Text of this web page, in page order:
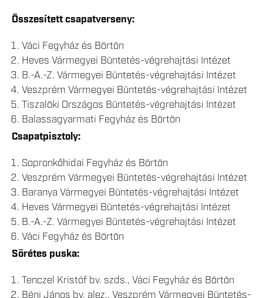
Összesített csapatverseny:
Váci Fegyház és Börtön
Heves Vármegyei Büntetés-végrehajtási Intézet
B.-A.-Z. Vármegyei Büntetés-végrehajtási Intézet
Veszprém Vármegyei Büntetés-végrehajtási Intézet
Tiszalöki Országos Büntetés-végrehajtási Intézet
Balassagyarmati Fegyház és Börtön
Csapatpisztoly:
Sopronkőhidai Fegyház és Börtön
Veszprém Vármegyei Büntetés-végrehajtási Intézet
Baranya Vármegyei Büntetés-végrehajtási Intézet
Heves Vármegyei Büntetés-végrehajtási Intézet
B.-A.-Z. Vármegyei Büntetés-végrehajtási Intézet
Váci Fegyház és Börtön
Sörétes puska:
Tenczel Kristóf bv. szds., Váci Fegyház és Börtön
Béni János bv. alez., Veszprém Vármegyei Büntetés-